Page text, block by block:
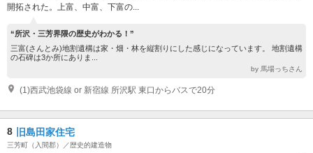
開拓された。上富、中富、下富の...
“所沢・三芳界隈の歴史がわかる！”
三富(さんとみ)地割遺構は家・畑・林を縦割りにした感じになっています。 地割遺構
の石碑は3か所にありま...
by 馬場っちさん
(1)西武池袋線 or 新宿線 所沢駅 東口からバスで20分
8 旧島田家住宅
三芳町（入間郡）／歴史的建造物